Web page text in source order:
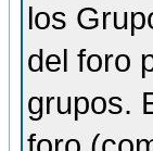
los
del foro
grupos.